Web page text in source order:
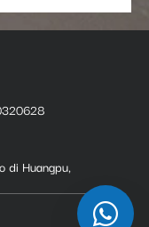
di Huangpu,